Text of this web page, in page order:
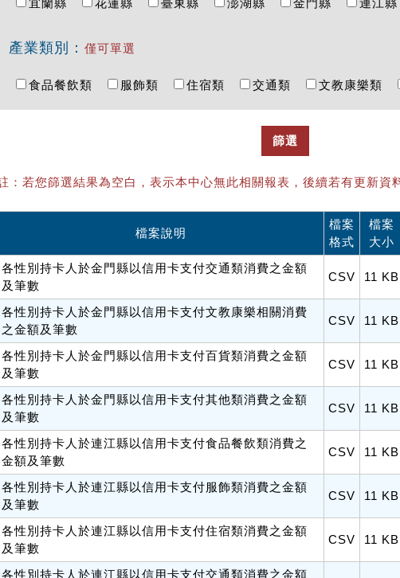
宜蘭縣
花蓮縣 臺東縣 澎湖縣 金門縣 連江縣
產業類別： 僅可單選
食品餐飲類 服飾類 住宿類 交通類 文教康樂類
篩選
：若您篩選結果為空白，表示本中心無此相關報表，後續若有更新資
檔案說明
檔案
格式
檔案
大小
各性別持卡人於金門縣以信用卡支付交通類消費之金額
及筆數
CSV 11 KB
各性別持卡人於金門縣以信用卡支付文教康樂相關消費
之金額及筆數
CSV 11 KB
各性別持卡人於金門縣以信用卡支付百貨類消費之金額
及筆數
CSV 11 KB
各性別持卡人於金門縣以信用卡支付其他類消費之金額
及筆數
CSV 11 KB
各性別持卡人於連江縣以信用卡支付食品餐飲類消費之
金額及筆數
CSV 11 KB
各性別持卡人於連江縣以信用卡支付服飾類消費之金額
及筆數
CSV 11 KB
各性別持卡人於連江縣以信用卡支付住宿類消費之金額
及筆數
CSV 11 KB
各性別持卡人於連江縣以信用卡支付交通類消費之金額